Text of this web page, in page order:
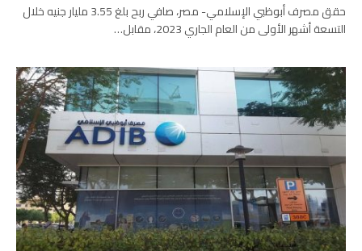
حقق مصرف أبوظبي الإسلامي- مصر، صافي ربح بلغ 3.55 مليار جنيه خلال
التسعة أشهر الأولى من العام الجاري 2023، مقابل…